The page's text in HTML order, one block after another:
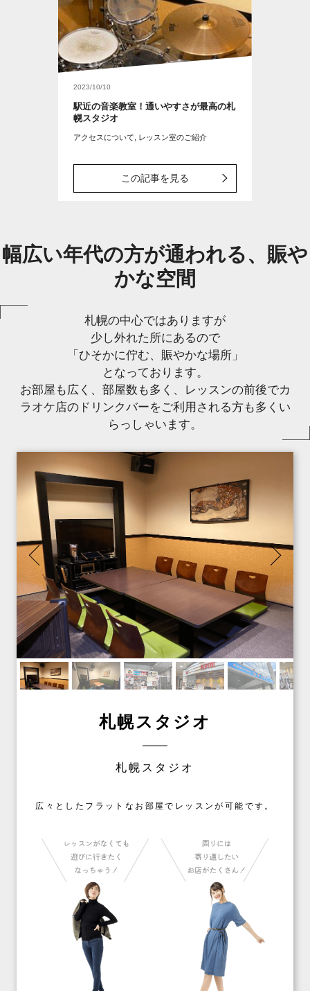
2023/10/10
駅近の音楽教室！通いやすさが最高の札
幌スタジオ
アクセスについて, レッスン室のご紹介
この記事を見る
幅広い年代の方が通われる、賑や
かな空間
札幌の中心ではありますが
少し外れた所にあるので
「ひそかに佇む、賑やかな場所」
となっております。
お部屋も広く、部屋数も多く、レッスンの前後でカ
ラオケ店のドリンクバーをご利用される方も多くい
らっしゃいます。
札幌スタジオ
札幌スタジオ
広々としたフラットなお部屋でレッスンが可能です。